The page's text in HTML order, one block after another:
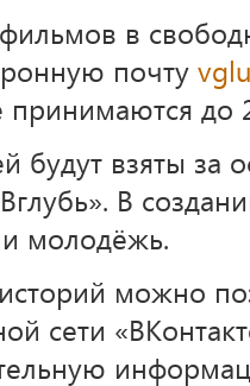
в
почту
принимаются до
будут взяты за
В
и молодёжь.
можно
сети